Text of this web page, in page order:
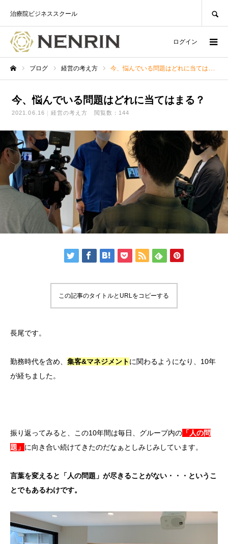
治療院ビジネススクール
ログイン
ブログ 経営の考え方 今、悩んでいる問題はどれに当てはまる？
今、悩んでいる問題はどれに当てはまる？
2021.06.16 経営の考え方 閲覧数：144
この記事のタイトルとURLをコピーする
長尾です。
勤務時代を含め、 集客&マネジメントに関わるようになり、10年
が経ちました。
振り返ってみると、この10年間は毎日、グループ内の 「人の問
題」 に向き合い続けてきたのだなぁとしみじみしています。
言葉を変えると「人の問題」が尽きることがない・・・というこ
とでもあるわけです。